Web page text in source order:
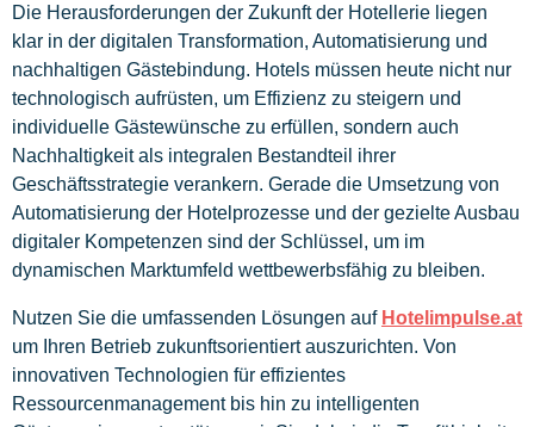
Die Herausforderungen der Zukunft der Hotellerie liegen
klar in der digitalen Transformation, Automatisierung und
nachhaltigen Gästebindung. Hotels müssen heute nicht nur
technologisch aufrüsten, um Effizienz zu steigern und
individuelle Gästewünsche zu erfüllen, sondern auch
Nachhaltigkeit als integralen Bestandteil ihrer
Geschäftsstrategie verankern. Gerade die Umsetzung von
Automatisierung der Hotelprozesse und der gezielte Ausbau
digitaler Kompetenzen sind der Schlüssel, um im
dynamischen Marktumfeld wettbewerbsfähig zu bleiben.
Nutzen Sie die umfassenden Lösungen auf Hotelimpulse.at
um Ihren Betrieb zukunftsorientiert auszurichten. Von
innovativen Technologien für effizientes
Ressourcenmanagement bis hin zu intelligenten